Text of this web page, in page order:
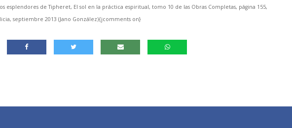
esplendores de Tipheret, El sol en la práctica espiritual, tomo 10 de las Obras Completas, página 155,
septiembre 2013 (Jano González){jcomments on}